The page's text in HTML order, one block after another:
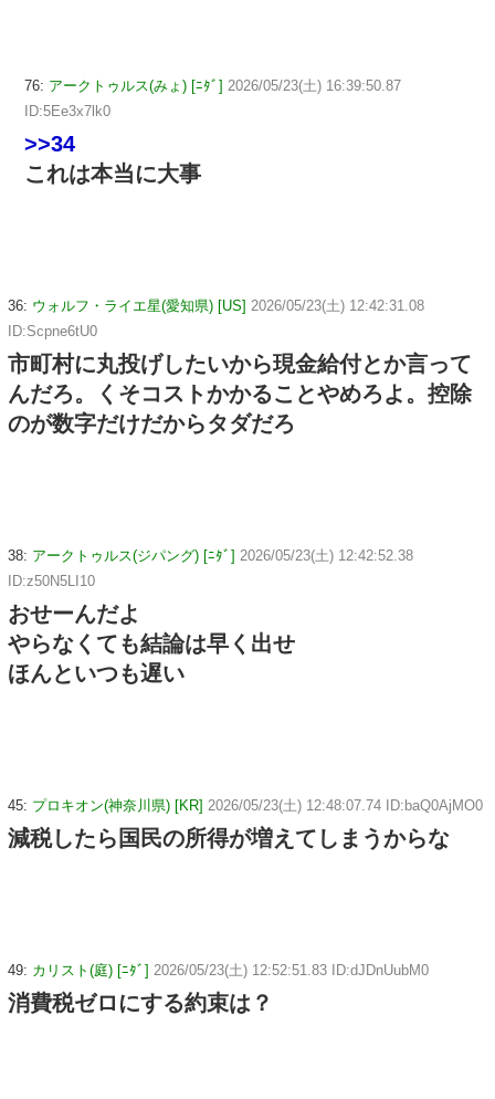
76: アークトゥルス(みょ) [ﾆﾀﾞ] 2026/05/23(土) 16:39:50.87
ID:5Ee3x7lk0
>>34
これは本当に大事
36: ウォルフ・ライエ星(愛知県) [US] 2026/05/23(土) 12:42:31.08
ID:Scpne6tU0
市町村に丸投げしたいから現金給付とか言って
んだろ。くそコストかかることやめろよ。控除
のが数字だけだからタダだろ
38: アークトゥルス(ジパング) [ﾆﾀﾞ] 2026/05/23(土) 12:42:52.38
ID:z50N5LI10
おせーんだよ
やらなくても結論は早く出せ
ほんといつも遅い
45: プロキオン(神奈川県) [KR] 2026/05/23(土) 12:48:07.74 ID:baQ0AjMO0
減税したら国民の所得が増えてしまうからな
49: カリスト(庭) [ﾆﾀﾞ] 2026/05/23(土) 12:52:51.83 ID:dJDnUubM0
消費税ゼロにする約束は？